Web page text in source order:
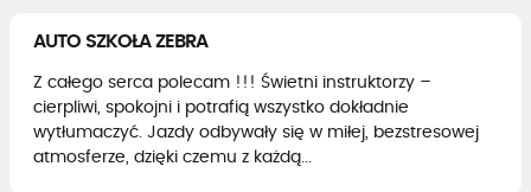
AUTO SZKOŁA ZEBRA
Z całego serca polecam !!! Świetni instruktorzy –
cierpliwi, spokojni i potrafią wszystko dokładnie
wytłumaczyć. Jazdy odbywały się w miłej, bezstresowej
atmosferze, dzięki czemu z każdą...